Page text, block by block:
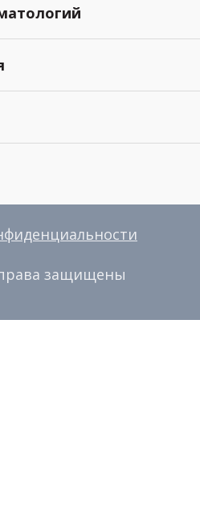
защищены